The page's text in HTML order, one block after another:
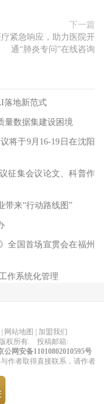
下一篇
紧急响应，助力医院开
通“肺炎专问”在线咨询
落地新范式
量数据集建设困境
将于9月16-19日在沈阳
征集会议论文、科普作
带来“行动路线图”
全国首场宣贯会在福州
作系统化管理
网站地图
加盟我们
版权所有. 投稿邮箱:
公网安备11010802010595号
作者取得直接联系，请作者